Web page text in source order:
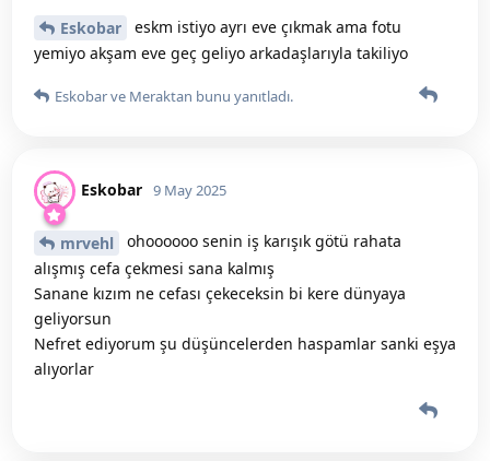
Eskobar
eskm istiyo ayrı eve çıkmak ama fotu
yemiyo akşam eve geç geliyo arkadaşlarıyla takiliyo
Eskobarve Meraktan bunu yanıtladı.
Eskobar 9 May 2025
mrvehl
ohoooooo senin iş karışık götü rahata
alışmış cefa çekmesi sana kalmış
Sanane kızım ne cefası çekeceksin bi kere dünyaya
geliyorsun
Nefret ediyorum şu düşüncelerden haspamlar sanki eşya
alıyorlar